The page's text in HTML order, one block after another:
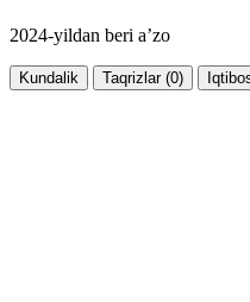
2024-yildan beri a’zo
Kundalik Taqrizlar (0)